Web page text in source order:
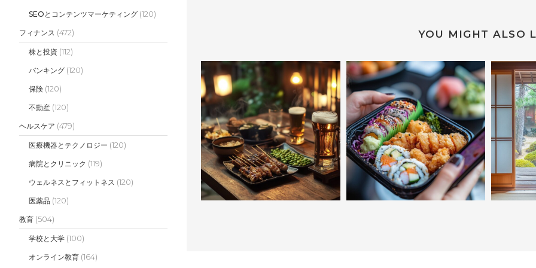
SEOとコンテンツマーケティング (120)
フィナンス (472)
株と投資 (112)
バンキング (120)
保険 (120)
不動産 (120)
ヘルスケア (479)
医療機器とテクノロジー (120)
病院とクリニック (119)
ウェルネスとフィットネス (120)
医薬品 (120)
教育 (504)
学校と大学 (100)
オンライン教育 (164)
YOU MIGHT ALSO